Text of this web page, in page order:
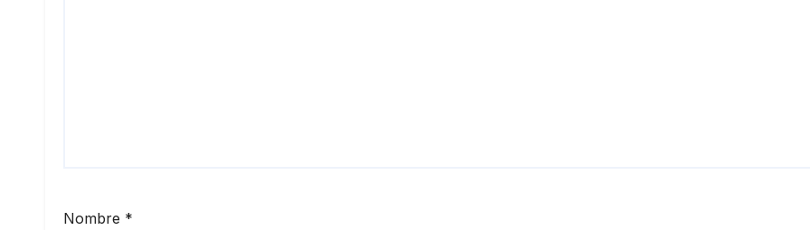
Nombre *